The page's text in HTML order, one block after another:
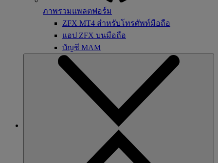
ภาพรวมแพลตฟอร์ม
ZFX MT4 สำหรับโทรศัพท์มือถือ
แอป ZFX บนมือถือ
บัญชี MAM